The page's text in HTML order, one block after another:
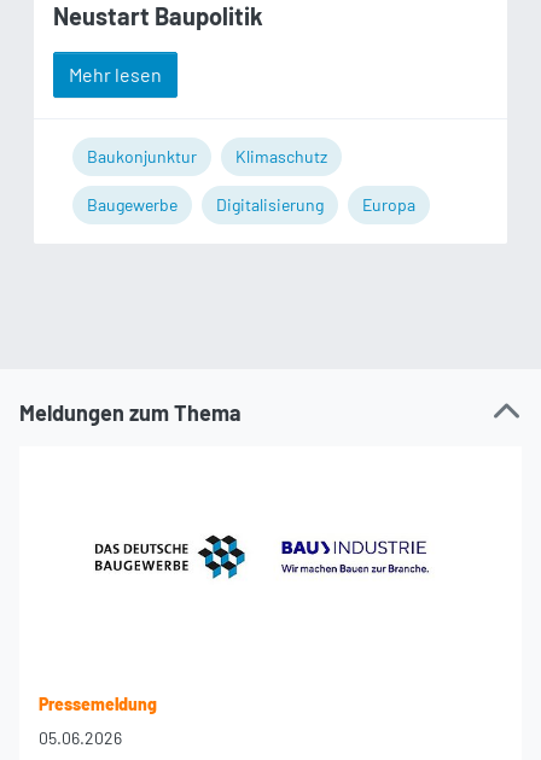
Neustart Baupolitik
Mehr lesen
Baukonjunktur Klimaschutz
Baugewerbe Digitalisierung Europa
Meldungen zum Thema
Pressemeldung
05.06.2026